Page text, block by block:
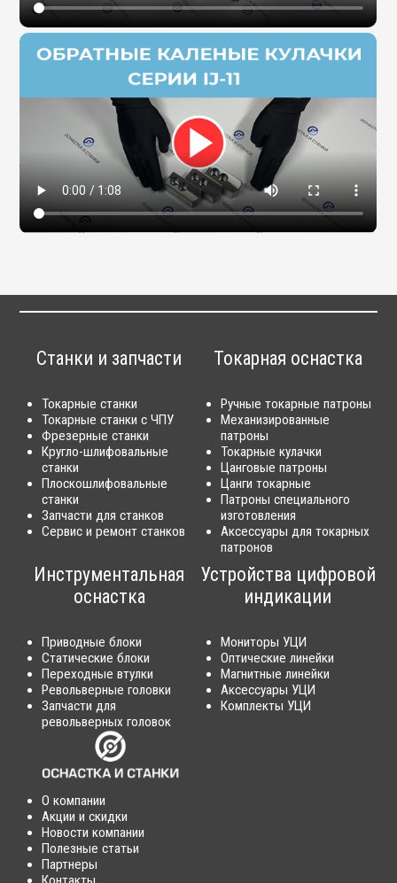
Станки и запчасти
Токарные станки
Токарные станки с ЧПУ
Фрезерные станки
Кругло-шлифовальные
станки
Плоскошлифовальные
станки
Запчасти для станков
Сервис и ремонт станков
Токарная оснастка
Ручные токарные патроны
Механизированные
патроны
Токарные кулачки
Цанговые патроны
Цанги токарные
Патроны специального
изготовления
Аксессуары для токарных
патронов
Инструментальная
оснастка
Приводные блоки
Статические блоки
Переходные втулки
Револьверные головки
Запчасти для
револьверных головок
Устройства цифровой
индикации
Мониторы УЦИ
Оптические линейки
Магнитные линейки
Аксессуары УЦИ
Комплекты УЦИ
О компании
Акции и скидки
Новости компании
Полезные статьи
Партнеры